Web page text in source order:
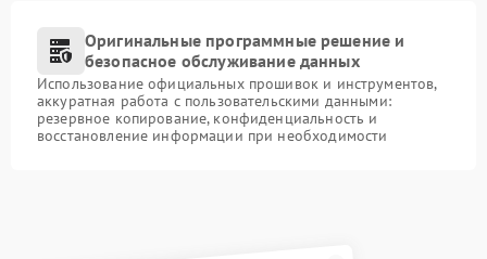
Оригинальные программные решение и
безопасное обслуживание данных
Использование официальных прошивок и инструментов,
аккуратная работа с пользовательскими данными:
резервное копирование, конфиденциальность и
восстановление информации при необходимости